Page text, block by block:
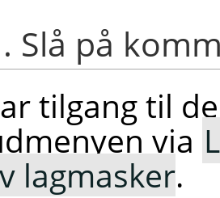
Slå på
tilgang til
via
lagmasker.